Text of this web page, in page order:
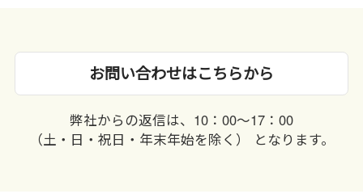
お問い合わせはこちらから
弊社からの返信は、10：00〜17：00
（土・日・祝日・年末年始を除く） となります。